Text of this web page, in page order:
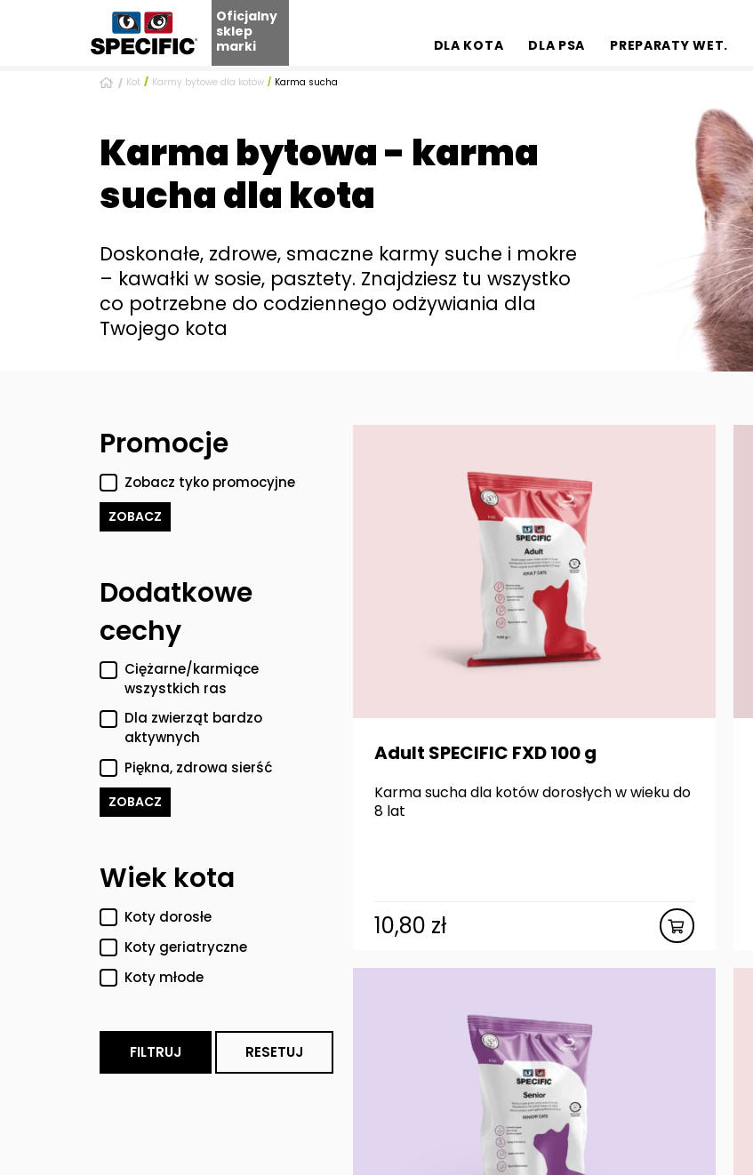
Oficjalny
sklep
marki
DLA KOTA
DLA PSA PREPARATY WET.
Kot Karmy bytowe dla kotów Karma sucha
Karma bytowa - karma
sucha dla kota
Doskonałe, zdrowe, smaczne karmy suche i mokre
– kawałki w sosie, pasztety. Znajdziesz tu wszystko
co potrzebne do codziennego odżywiania dla
Twojego kota
Filtry
Promocje
Zobacz tyko promocyjne
ZOBACZ
Dodatkowe
cechy
Ciężarne/karmiące
wszystkich ras
Dla zwierząt bardzo
aktywnych
Piękna, zdrowa sierść
ZOBACZ
Wiek kota
Koty dorosłe
Koty geriatryczne
Koty młode
FILTRUJ RESETUJ
Adult SPECIFIC FXD 100 g
Karma sucha dla kotów dorosłych w wieku do
8 lat
10,80 zł